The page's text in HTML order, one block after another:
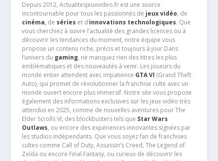
Depuis 2012, Actualitesjeuxvideo.fr est une source
incontournable pour tous les passionnés de jeux vidéo, de
cinéma,de séries et d’innovations technologiques. Que
vous cherchiez à suivre l’actualité des grandes licences ou à
découvrir les tendances du moment, notre équipe vous
propose un contenu riche, précis et toujours à jour.Dans
l’univers du gaming, ne manquez rien des titres les plus
emblématiques et des nouveautés à venir. Les joueurs du
monde entier attendent avec impatience GTA VI (Grand Theft
Auto), qui promet de révolutionner la franchise culte avec un
monde ouvert encore plus immersif. Notre site vous propose
également des informations exclusives sur les jeux vidéo très
attendus en 2025, comme de nouvelles aventures pour The
Elder Scrolls VI, des blockbusters tels que Star Wars
Outlaws, ou encore des expériences innovantes signées par
les studios indépendants. Que vous soyez fan de franchises
cultes comme Call of Duty, Assassin’s Creed, The Legend of
Zelda ou encore Final Fantasy, ou curieux de découvrir les